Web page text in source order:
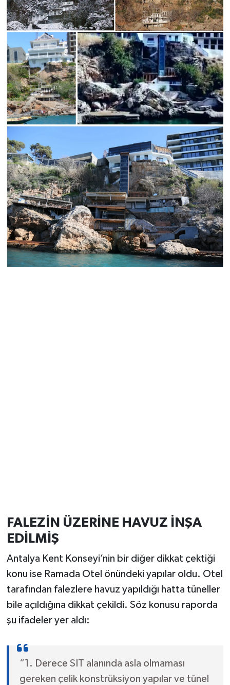
FALEZİN ÜZERİNE HAVUZ İNŞA
EDİLMİŞ
Antalya Kent Konseyi’nin bir diğer dikkat çektiği
konu ise Ramada Otel önündeki yapılar oldu. Otel
tarafından falezlere havuz yapıldığı hatta tüneller
bile açıldığına dikkat çekildi. Söz konusu raporda
şu ifadeler yer aldı:
“1. Derece SIT alanında asla olmaması
gereken çelik konstrüksiyon yapılar ve tünel